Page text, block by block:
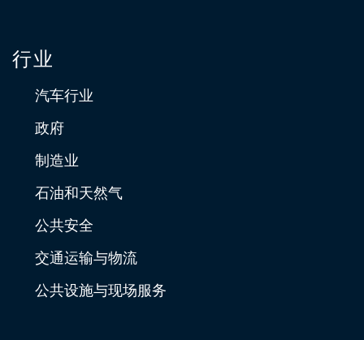
行业
汽车行业
政府
制造业
石油和天然气
公共安全
交通运输与物流
公共设施与现场服务